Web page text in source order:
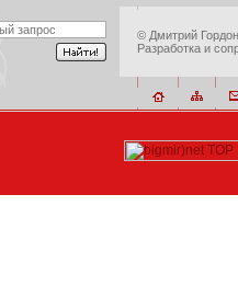
© Дмитрий Гордон
Разработка и